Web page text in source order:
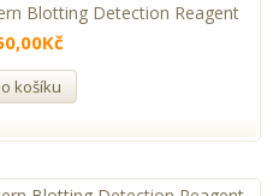
Blotting Detection Reagent
košíku